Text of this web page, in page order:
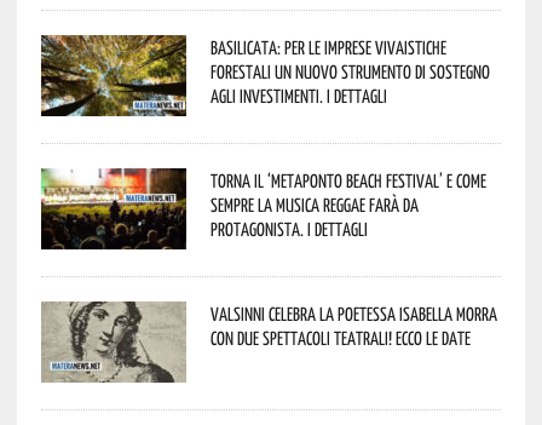
Basilicata: per le imprese vivaistiche
forestali un nuovo strumento di sostegno
agli investimenti. I dettagli
Torna il ‘Metaponto beach festival’ e come
sempre la musica reggae farà da
protagonista. I dettagli
Valsinni celebra la poetessa Isabella Morra
con due spettacoli teatrali! Ecco le date